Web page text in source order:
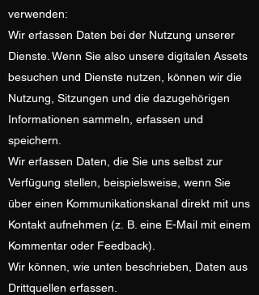
verwenden:
Wir erfassen Daten bei der Nutzung unserer
Dienste. Wenn Sie also unsere digitalen Assets
besuchen und Dienste nutzen, können wir die
Nutzung, Sitzungen und die dazugehörigen
Informationen sammeln, erfassen und
speichern.
Wir erfassen Daten, die Sie uns selbst zur
Verfügung stellen, beispielsweise, wenn Sie
über einen Kommunikationskanal direkt mit uns
Kontakt aufnehmen (z. B. eine E-Mail mit einem
Kommentar oder Feedback).
Wir können, wie unten beschrieben, Daten aus
Drittquellen erfassen.